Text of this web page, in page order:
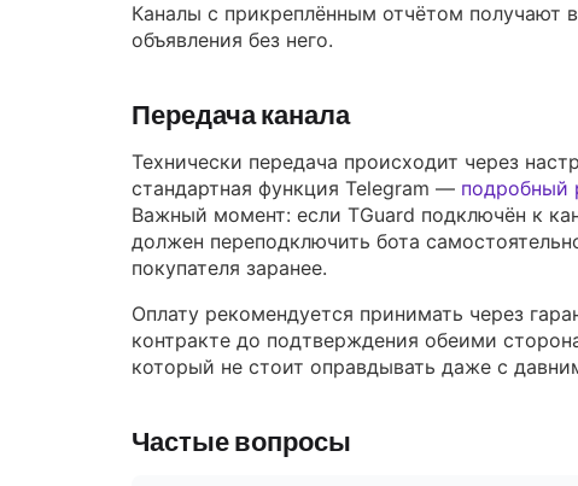
Каналы с прикреплённым отчётом получают
объявления без него.
Передача канала
Технически передача происходит через
стандартная функция Telegram — подробный
Важный момент: если TGuard подключён к
должен переподключить бота
покупателя заранее.
Оплату рекомендуется принимать через
контракте до подтверждения обеими
который не стоит оправдывать даже с
Частые вопросы